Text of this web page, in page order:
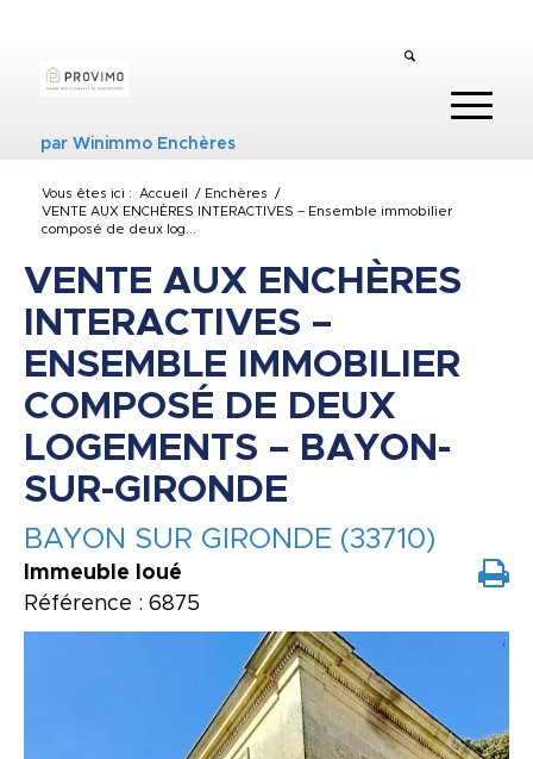
parWinimmo Enchères
Vous êtes ici : Accueil / Enchères
/
VENTE AUX ENCHÈRES INTERACTIVES – Ensemble immobilier
composé de deux log...
VENTE AUX ENCHÈRES
INTERACTIVES –
ENSEMBLE IMMOBILIER
COMPOSÉ DE DEUX
LOGEMENTS – BAYON-
SUR-GIRONDE
BAYON SUR GIRONDE (33710)
Immeuble loué
Référence : 6875